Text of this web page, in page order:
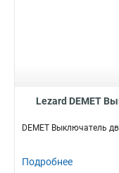
Lezard DEMET
DEMET Выключатель
Подробнее